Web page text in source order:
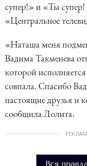
супер!» и «Ты
«Центральное
«Наташа меня
Вадима Такменева
которой
совпала. Спасибо
настоящие друзья и
сообщила Лолита.